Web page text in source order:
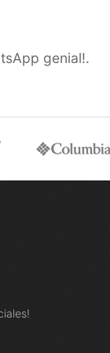
genial!.